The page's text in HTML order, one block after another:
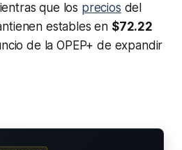
que los precios del
estables en $72.22
de la OPEP+ de expandir